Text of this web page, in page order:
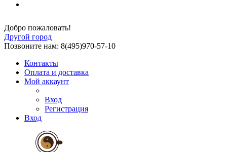
Добро пожаловать!
Другой город
Позвоните нам: 8(495)970-57-10
Контакты
Оплата и доставка
Мой аккаунт
Вход
Регистрация
Вход